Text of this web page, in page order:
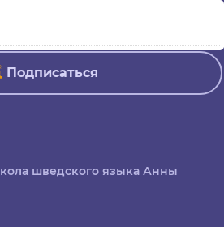
Подписаться
шведского языка Анны